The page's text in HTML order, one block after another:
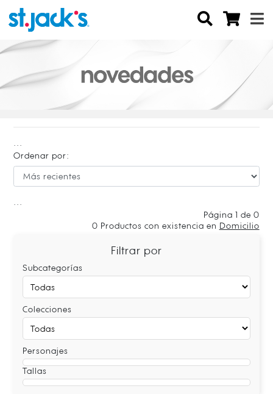
Ordenar por:
Página 1 de 0
0 Productos con existencia en Domicilio
Filtrar por
Subcategorías
Colecciones
Personajes
Tallas